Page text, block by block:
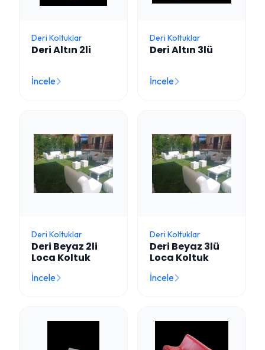
Deri Koltuklar
Deri Altın 2li
İncele
Deri Koltuklar
Deri Altın 3lü
İncele
Deri Koltuklar
Deri Beyaz 2li
Loca Koltuk
İncele
Deri Koltuklar
Deri Beyaz 3lü
Loca Koltuk
İncele